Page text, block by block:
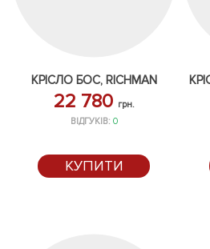
КРІСЛО БОС, RICHMAN
22 780 грн.
ВІДГУКІВ: 0
КУПИТИ